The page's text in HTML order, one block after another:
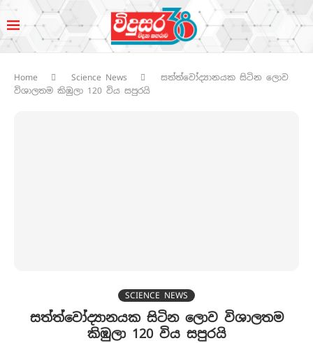
Home Science News
සත්ත්වෝද්‍යානයක සිටින ලොව
විශාලතම කිඹුලා 120 විය සපුරයි
SCIENCE NEWS
සත්ත්වෝද්‍යානයක සිටින ලොව විශාලතම
කිඹුලා 120 විය සපුරයි